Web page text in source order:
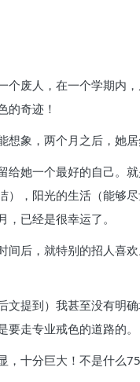
废人，在一个学期内
的奇迹！
象，两个月之后，她居
她一个最好的自己。
，阳光的生活（能够
已经是很幸运了。
后，就特别的招人喜
提到）我甚至没有明
走专业戒色的道路的。
十分巨大！不是什么